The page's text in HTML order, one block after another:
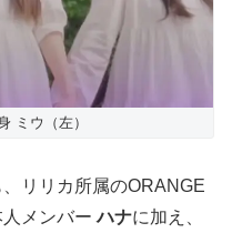
ミウ（左）
リリカ所属のORANGE
人メンバーハナに加え、